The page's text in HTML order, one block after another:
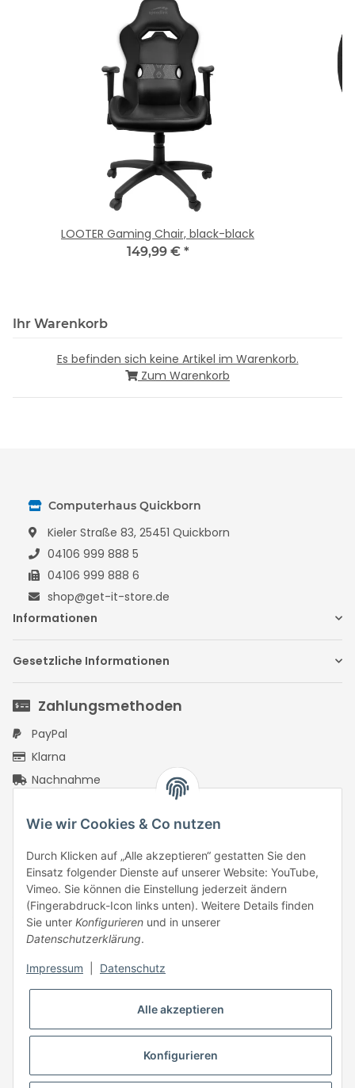
LOOTER Gaming Chair, black-black
149,99 € *
Ihr Warenkorb
Es befinden sich keine Artikel im Warenkorb.
Zum Warenkorb
Computerhaus Quickborn
Kieler Straße 83, 25451 Quickborn
04106 999 888 5
04106 999 888 6
shop@get-it-store.de
Informationen
Gesetzliche Informationen
Zahlungsmethoden
PayPal
Klarna
Nachnahme
PayPal Checkout
Rechnungskauf mit Ratepay
PayPal Kreditkarte
Google Pay
Apple Pay
Klarna Pay Later
Klarna Pay Now
Klarna Slice It
* Alle Preise inkl. gesetzlicher USt., zzgl.
Wie wir Cookies & Co nutzen
Durch Klicken auf „Alle akzeptieren“ gestatten Sie den
Einsatz folgender Dienste auf unserer Website: YouTube,
Vimeo. Sie können die Einstellung jederzeit ändern
(Fingerabdruck-Icon links unten). Weitere Details finden
Sie unter Konfigurieren und in unserer
Datenschutzerklärung.
Impressum Datenschutz
Alle akzeptieren
Konfigurieren